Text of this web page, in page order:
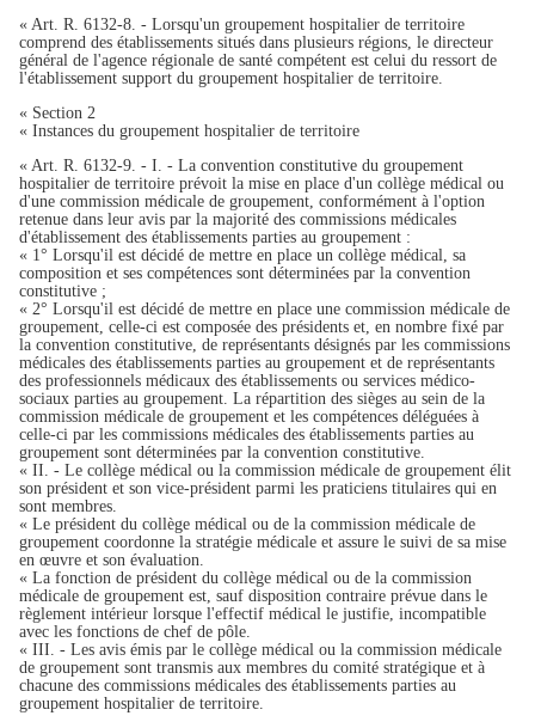
« Art. R. 6132-8. - Lorsqu'un groupement hospitalier de territoire
comprend des établissements situés dans plusieurs régions, le directeur
général de l'agence régionale de santé compétent est celui du ressort de
l'établissement support du groupement hospitalier de territoire.
« Section 2
« Instances du groupement hospitalier de territoire
« Art. R. 6132-9. - I. - La convention constitutive du groupement
hospitalier de territoire prévoit la mise en place d'un collège médical ou
d'une commission médicale de groupement, conformément à l'option
retenue dans leur avis par la majorité des commissions médicales
d'établissement des établissements parties au groupement :
« 1° Lorsqu'il est décidé de mettre en place un collège médical, sa
composition et ses compétences sont déterminées par la convention
constitutive ;
« 2° Lorsqu'il est décidé de mettre en place une commission médicale de
groupement, celle-ci est composée des présidents et, en nombre fixé par
la convention constitutive, de représentants désignés par les commissions
médicales des établissements parties au groupement et de représentants
des professionnels médicaux des établissements ou services médico-
sociaux parties au groupement. La répartition des sièges au sein de la
commission médicale de groupement et les compétences déléguées à
celle-ci par les commissions médicales des établissements parties au
groupement sont déterminées par la convention constitutive.
« II. - Le collège médical ou la commission médicale de groupement élit
son président et son vice-président parmi les praticiens titulaires qui en
sont membres.
« Le président du collège médical ou de la commission médicale de
groupement coordonne la stratégie médicale et assure le suivi de sa mise
en œuvre et son évaluation.
« La fonction de président du collège médical ou de la commission
médicale de groupement est, sauf disposition contraire prévue dans le
règlement intérieur lorsque l'effectif médical le justifie, incompatible
avec les fonctions de chef de pôle.
« III. - Les avis émis par le collège médical ou la commission médicale
de groupement sont transmis aux membres du comité stratégique et à
chacune des commissions médicales des établissements parties au
groupement hospitalier de territoire.